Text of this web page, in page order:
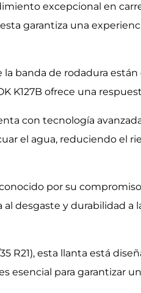
excepcional en
garantiza una
banda de rodadura
K127B ofrece una
con tecnología
el agua, reduciendo el
por su
desgaste y durabilidad
R21), esta llanta está
esencial para garantizar